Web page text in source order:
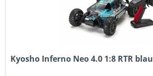
Kyosho Inferno Neo 4.0 1:8 RTR blau